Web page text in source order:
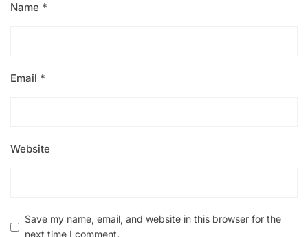
Name *
Email *
Website
Save my name, email, and website in this browser for the
next time I comment.